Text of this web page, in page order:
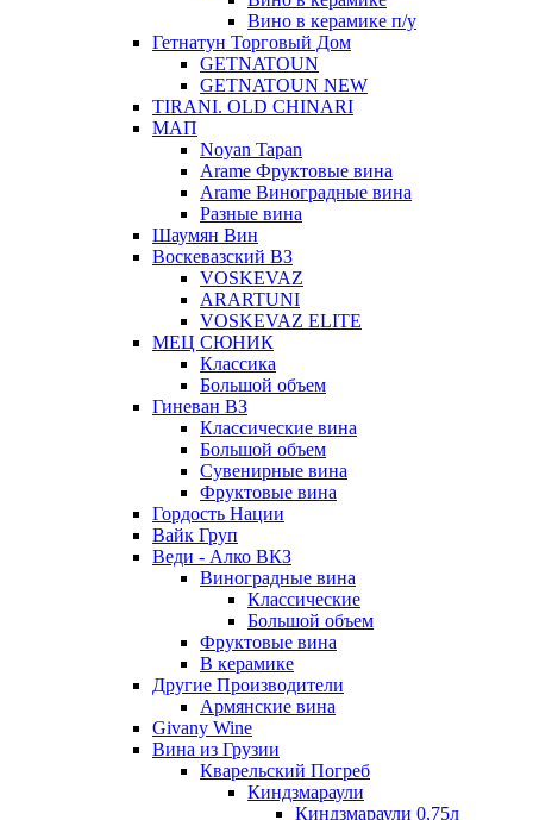
Вино в керамике п/у
Гетнатун Торговый Дом
GETNATOUN
GETNATOUN NEW
TIRANI. OLD CHINARI
МАП
Noyan Tapan
Arame Фруктовые вина
Arame Виноградные вина
Разные вина
Шаумян Вин
Воскевазский ВЗ
VOSKEVAZ
ARARTUNI
VOSKEVAZ ELITE
МЕЦ СЮНИК
Классика
Большой объем
Гиневан ВЗ
Классические вина
Большой объем
Сувенирные вина
Фруктовые вина
Гордость Нации
Вайк Груп
Веди - Алко ВКЗ
Виноградные вина
Классические
Большой объем
Фруктовые вина
В керамике
Другие Производители
Армянские вина
Givany Wine
Вина из Грузии
Кварельский Погреб
Киндзмараули
Киндзмараули 0,75л